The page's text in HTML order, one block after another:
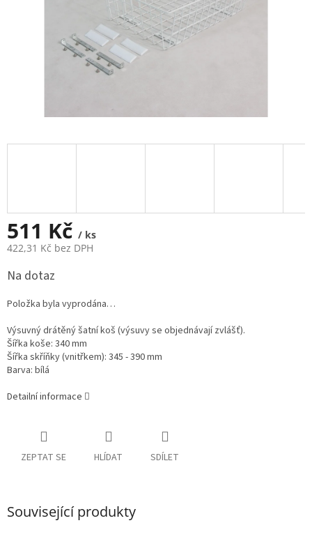
511 Kč / ks
422,31 Kč bez DPH
Měrná
cena:
Na dotaz
Položka byla vyprodána…
Výsuvný drátěný šatní koš (výsuvy se objednávají zvlášť).
Šířka koše: 340 mm
Šířka skříňky (vnitřkem): 345 - 390 mm
Barva: bílá
Detailní informace
ZEPTAT SE HLÍDAT SDÍLET
Související produkty